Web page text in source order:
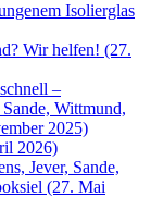
Isolierglas
Wir helfen! (27.
–
Wittmund,
2025)
2026)
Jever, Sande,
(27. Mai